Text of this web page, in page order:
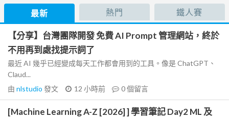
最新 熱門 鐵人賽
【分享】台灣團隊開發 免費 AI Prompt 管理網站，終於
不用再到處找提示詞了
最近 AI 幾乎已經變成每天工作都會用到的工具。像是 ChatGPT、
Claud...
由 nlstudio 發文 12 小時前 0個留言
[Machine Learning A-Z [2026] ] 學習筆記 Day2 ML 及